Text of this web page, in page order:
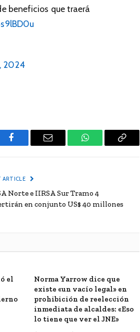
beneficios que traerá
2024
Facebook Email WhatsAppCopy
ARTICLE
Norte e IIRSA Sur Tramo 4
en conjunto US$ 40 millones
el
Norma Yarrow dice que
existe «un vacío legal» en
prohibición de reelección
inmediata de alcaldes: «Eso
lo tiene que ver el JNE»